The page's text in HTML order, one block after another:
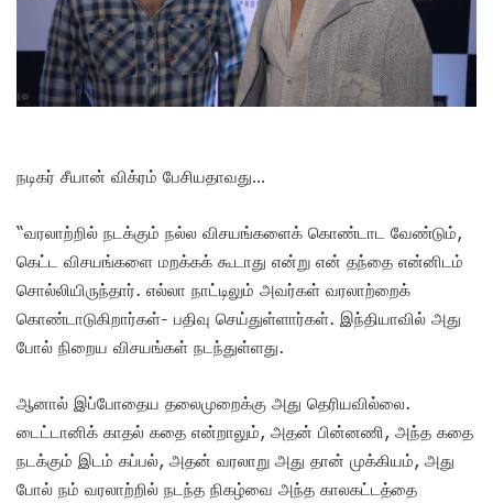
நடிகர் சீயான் விக்ரம் பேசியதாவது…
“வரலாற்றில் நடக்கும் நல்ல விசயங்களைக் கொண்டாட வேண்டும்,
கெட்ட விசயங்களை மறக்கக் கூடாது என்று என் தந்தை என்னிடம்
சொல்லியிருந்தார். எல்லா நாட்டிலும் அவர்கள் வரலாற்றைக்
கொண்டாடுகிறார்கள்- பதிவு செய்துள்ளார்கள். இந்தியாவில் அது
போல் நிறைய விசயங்கள் நடந்துள்ளது.
ஆனால் இப்போதைய தலைமுறைக்கு அது தெரியவில்லை.
டைட்டானிக் காதல் கதை என்றாலும், அதன் பின்னணி, அந்த கதை
நடக்கும் இடம் கப்பல், அதன் வரலாறு அது தான் முக்கியம், அது
போல் நம் வரலாற்றில் நடந்த நிகழ்வை அந்த காலகட்டத்தை